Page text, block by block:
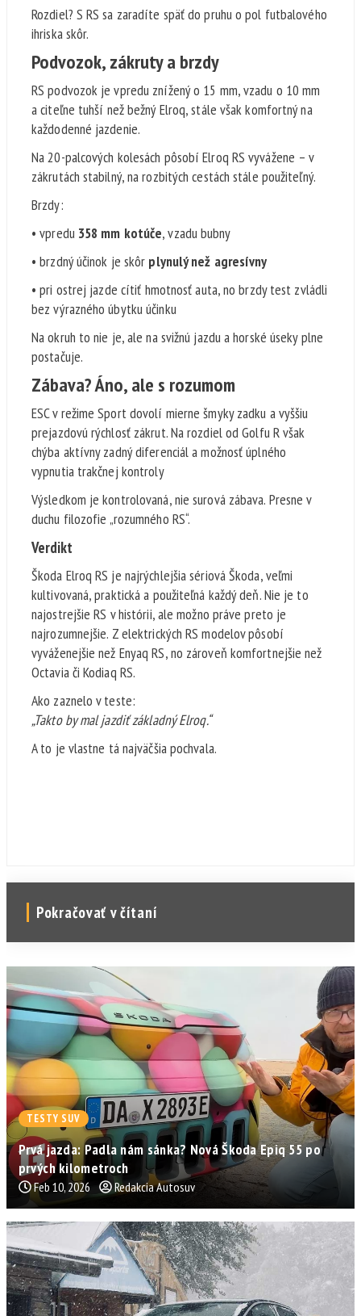
Rozdiel? S RS sa zaradíte späť do pruhu o pol futbalového
ihriska skôr.
Podvozok, zákruty a brzdy
RS podvozok je vpredu znížený o 15 mm, vzadu o 10 mm
a citeľne tuhší než bežný Elroq, stále však komfortný na
každodenné jazdenie.
Na 20-palcových kolesách pôsobí Elroq RS vyvážene – v
zákrutách stabilný, na rozbitých cestách stále použiteľný.
Brzdy:
• vpredu358 mm kotúče, vzadu bubny
• brzdný účinok je skôr plynulý než agresívny
• pri ostrej jazde cítiť hmotnosť auta, no brzdy test zvládli
bez výrazného úbytku účinku
Na okruh to nie je, ale na svižnú jazdu a horské úseky plne
postačuje.
Zábava? Áno, ale s rozumom
ESC v režime Sport dovolí mierne šmyky zadku a vyššiu
prejazdovú rýchlosť zákrut. Na rozdiel od Golfu R však
chýba aktívny zadný diferenciál a možnosť úplného
vypnutia trakčnej kontroly
Výsledkom je kontrolovaná, nie surová zábava. Presne v
duchu filozofie „rozumného RS“.
Verdikt
Škoda Elroq RS je najrýchlejšia sériová Škoda, veľmi
kultivovaná, praktická a použiteľná každý deň. Nie je to
najostrejšie RS v histórii, ale možno práve preto je
najrozumnejšie. Z elektrických RS modelov pôsobí
vyváženejšie než Enyaq RS, no zároveň komfortnejšie než
Octavia či Kodiaq RS.
Ako zaznelo v teste:
„Takto by mal jazdiť základný Elroq.“
A to je vlastne tá najväčšia pochvala.
Pokračovať v čítaní
TESTY SUV
Prvá jazda: Padla nám sánka? Nová Škoda Epiq 55 po
prvých kilometroch
Feb 10, 2026 Redakcia Autosuv